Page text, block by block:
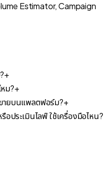
Estimator, Campaign
+
ม?+
ขายบนแพลตฟอร์ม?+
ประเมินไลฟ์ ใช้เครื่องมือไหน?